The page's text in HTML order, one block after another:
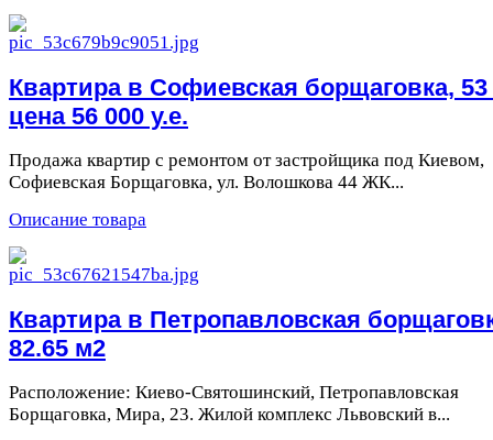
Квартира в Софиевская борщаговка,
цена 56 000 у.е.
Продажа квартир с ремонтом от застройщика под Киевом,
Софиевская Борщаговка, ул. Волошкова 44 ЖК...
Описание товара
Квартира в Петропавловская
82.65 м2
Расположение: Киево-Святошинский, Петропавловская
Борщаговка, Мира, 23. Жилой комплекс Львовский в...